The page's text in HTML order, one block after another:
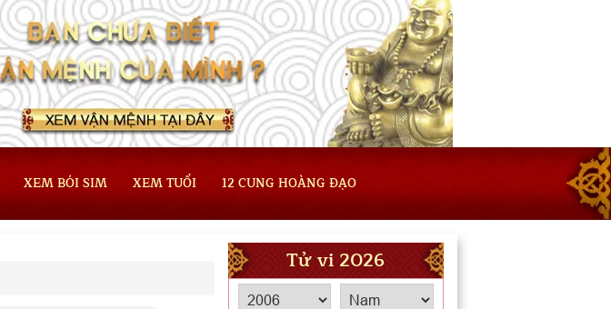
XEM BÓI SIM XEM TUỔI 12 CUNG HOÀNG ĐẠO
Tử vi 2026